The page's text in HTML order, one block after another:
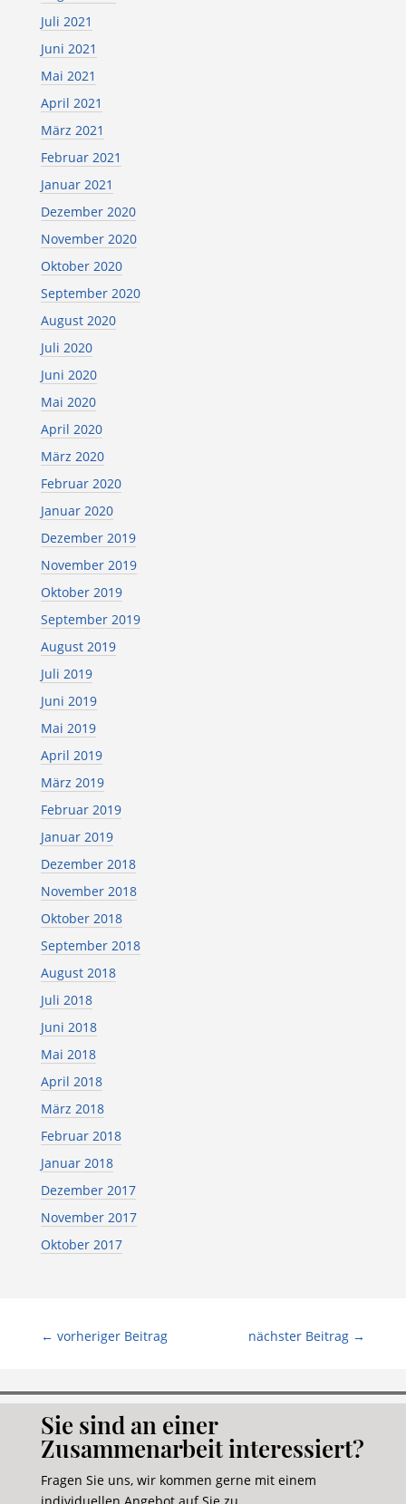
Juli 2021
Juni 2021
Mai 2021
April 2021
März 2021
Februar 2021
Januar 2021
Dezember 2020
November 2020
Oktober 2020
September 2020
August 2020
Juli 2020
Juni 2020
Mai 2020
April 2020
März 2020
Februar 2020
Januar 2020
Dezember 2019
November 2019
Oktober 2019
September 2019
August 2019
Juli 2019
Juni 2019
Mai 2019
April 2019
März 2019
Februar 2019
Januar 2019
Dezember 2018
November 2018
Oktober 2018
September 2018
August 2018
Juli 2018
Juni 2018
Mai 2018
April 2018
März 2018
Februar 2018
Januar 2018
Dezember 2017
November 2017
Oktober 2017
← vorheriger Beitrag nächster Beitrag →
Sie sind an einer
Zusammenarbeit interessiert?
Fragen Sie uns, wir kommen gerne mit einem